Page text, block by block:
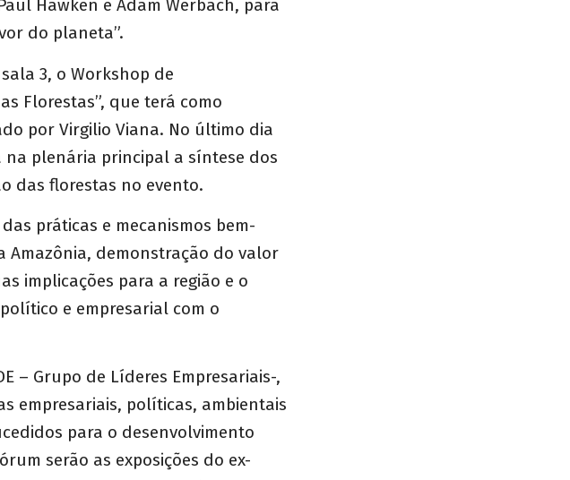
Hawken e Adam Werbach, para
do planeta”.
3, o Workshop de
Florestas”, que terá como
por Virgilio Viana. No último dia
na plenária principal a síntese dos
das florestas no evento.
práticas e mecanismos bem-
Amazônia, demonstração do valor
implicações para a região e o
e empresarial com o
– Grupo de Líderes Empresariais-,
empresariais, políticas, ambientais
para o desenvolvimento
serão as exposições do ex-